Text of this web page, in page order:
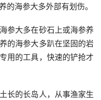
的海参大多外部有划伤。
参大多在砂石上或海参养
的海参大多趴在坚固的岩
用的工具，快速的铲抢才
长的长岛人，从事渔家生